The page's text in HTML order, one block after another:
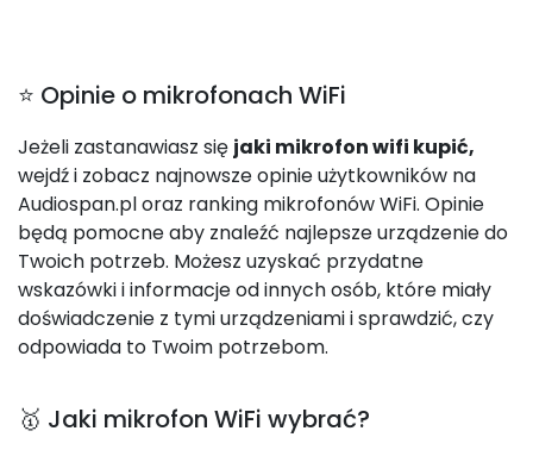
⭐ Opinie o mikrofonach WiFi
Jeżeli zastanawiasz się jaki mikrofon wifi kupić,
wejdź i zobacz najnowsze opinie użytkowników na
Audiospan.pl oraz ranking mikrofonów WiFi. Opinie
będą pomocne aby znaleźć najlepsze urządzenie do
Twoich potrzeb. Możesz uzyskać przydatne
wskazówki i informacje od innych osób, które miały
doświadczenie z tymi urządzeniami i sprawdzić, czy
odpowiada to Twoim potrzebom.
🥇 Jaki mikrofon WiFi wybrać?